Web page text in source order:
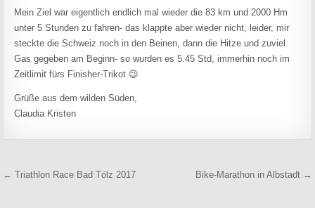
Mein Ziel war eigentlich endlich mal wieder die 83 km und 2000 Hm
unter 5 Stunden zu fahren- das klappte aber wieder nicht, leider, mir
steckte die Schweiz noch in den Beinen, dann die Hitze und zuviel
Gas gegeben am Beginn- so wurden es 5.45 Std, immerhin noch im
Zeitlimit fürs Finisher-Trikot 😉
Grüße aus dem wilden Süden,
Claudia Kristen
Beitragsnavigation
← Triathlon Race Bad Tölz 2017 Bike-Marathon in Albstadt →